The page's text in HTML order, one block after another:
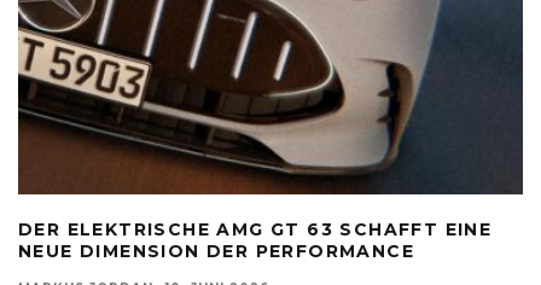
DER ELEKTRISCHE AMG GT 63 SCHAFFT EINE
NEUE DIMENSION DER PERFORMANCE